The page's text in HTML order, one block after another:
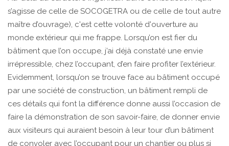
s’agisse de celle de SOCOGETRA ou de celle de tout autre
maître d’ouvrage), c'est cette volonté d'ouverture au
monde extérieur qui me frappe. Lorsqu’on est fier du
bâtiment que l’on occupe, j’ai déjà constaté une envie
irrépressible, chez l’occupant, d’en faire profiter l’extérieur.
Evidemment, lorsqu’on se trouve face au bâtiment occupé
par une société de construction, un bâtiment rempli de
ces détails qui font la différence donne aussi l’occasion de
faire la démonstration de son savoir-faire, de donner envie
aux visiteurs qui auraient besoin à leur tour d’un bâtiment
de convoler avec l’occupant pour un chantier ou plus si